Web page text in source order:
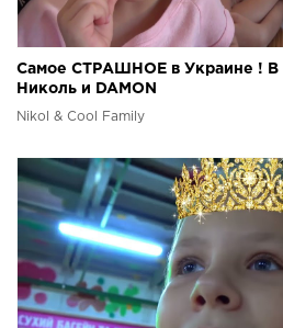
Самое СТРАШНОЕ в Украине !
Николь и DAMON
Nikol & Cool Family